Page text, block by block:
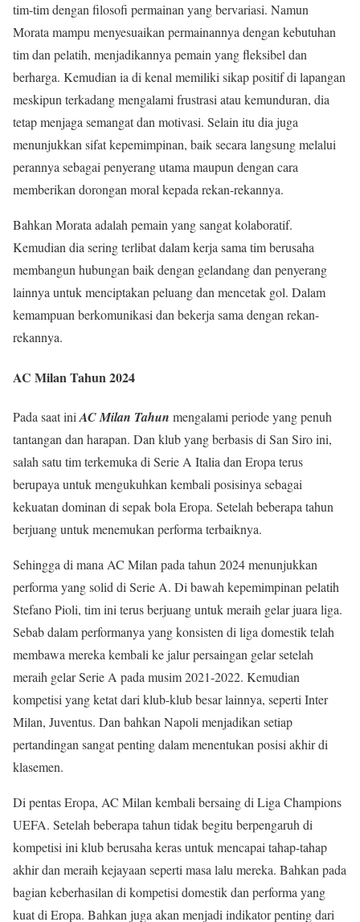
tim-tim dengan filosofi permainan yang bervariasi. Namun
Morata mampu menyesuaikan permainannya dengan kebutuhan
tim dan pelatih, menjadikannya pemain yang fleksibel dan
berharga. Kemudian ia di kenal memiliki sikap positif di lapangan
meskipun terkadang mengalami frustrasi atau kemunduran, dia
tetap menjaga semangat dan motivasi. Selain itu dia juga
menunjukkan sifat kepemimpinan, baik secara langsung melalui
perannya sebagai penyerang utama maupun dengan cara
memberikan dorongan moral kepada rekan-rekannya.
Bahkan Morata adalah pemain yang sangat kolaboratif.
Kemudian dia sering terlibat dalam kerja sama tim berusaha
membangun hubungan baik dengan gelandang dan penyerang
lainnya untuk menciptakan peluang dan mencetak gol. Dalam
kemampuan berkomunikasi dan bekerja sama dengan rekan-
rekannya.
AC Milan Tahun 2024
Pada saat ini AC Milan Tahun mengalami periode yang penuh
tantangan dan harapan. Dan klub yang berbasis di San Siro ini,
salah satu tim terkemuka di Serie A Italia dan Eropa terus
berupaya untuk mengukuhkan kembali posisinya sebagai
kekuatan dominan di sepak bola Eropa. Setelah beberapa tahun
berjuang untuk menemukan performa terbaiknya.
Sehingga di mana AC Milan pada tahun 2024 menunjukkan
performa yang solid di Serie A. Di bawah kepemimpinan pelatih
Stefano Pioli, tim ini terus berjuang untuk meraih gelar juara liga.
Sebab dalam performanya yang konsisten di liga domestik telah
membawa mereka kembali ke jalur persaingan gelar setelah
meraih gelar Serie A pada musim 2021-2022. Kemudian
kompetisi yang ketat dari klub-klub besar lainnya, seperti Inter
Milan, Juventus. Dan bahkan Napoli menjadikan setiap
pertandingan sangat penting dalam menentukan posisi akhir di
klasemen.
Di pentas Eropa, AC Milan kembali bersaing di Liga Champions
UEFA. Setelah beberapa tahun tidak begitu berpengaruh di
kompetisi ini klub berusaha keras untuk mencapai tahap-tahap
akhir dan meraih kejayaan seperti masa lalu mereka. Bahkan pada
bagian keberhasilan di kompetisi domestik dan performa yang
kuat di Eropa. Bahkan juga akan menjadi indikator penting dari